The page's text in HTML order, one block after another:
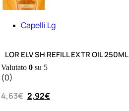
Capelli Lg
LOR ELV SH REFILL EXTR OIL 250ML
Valutato 0su 5
(0)
4,63€ 2,92€